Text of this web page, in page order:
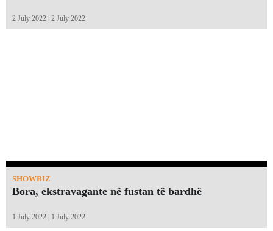
2 July 2022 | 2 July 2022
SHOWBIZ
Bora, ekstravagante në fustan të bardhë
1 July 2022 | 1 July 2022